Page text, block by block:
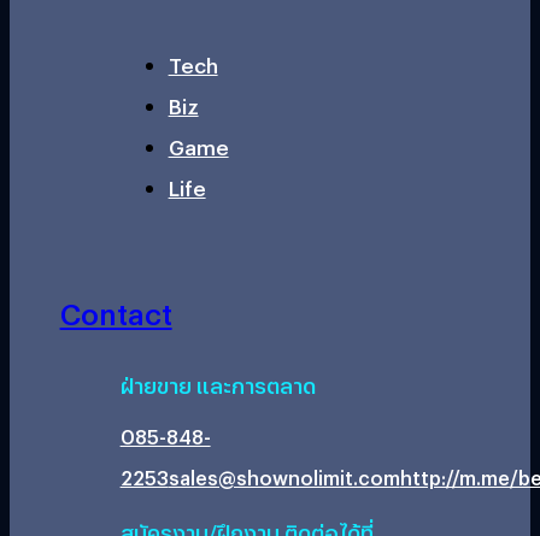
Tech
Biz
Game
Life
Contact
ฝ่ายขาย และการตลาด
085-848-
2253sales@shownolimit.comhttp://m.me/